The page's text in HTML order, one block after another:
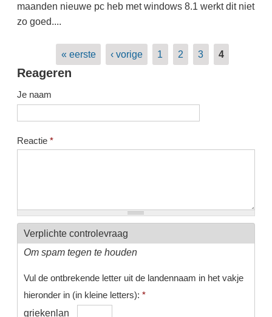
maanden nieuwe pc heb met windows 8.1 werkt dit niet
zo goed....
Pagina's« eerste ‹ vorige 1 2 3 4
Reageren
Je naam
Reactie *
Verplichte controlevraag
Om spam tegen te houden
Vul de ontbrekende letter uit de landennaam in het vakje
hieronder in (in kleine letters): *
griekenlan_